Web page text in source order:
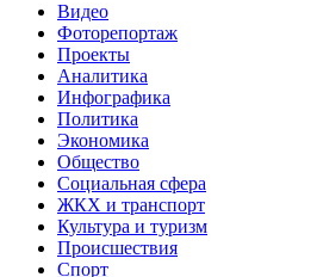
Видео
Фоторепортаж
Проекты
Аналитика
Инфографика
Политика
Экономика
Общество
Социальная сфера
ЖКХ и транспорт
Культура и туризм
Происшествия
Спорт